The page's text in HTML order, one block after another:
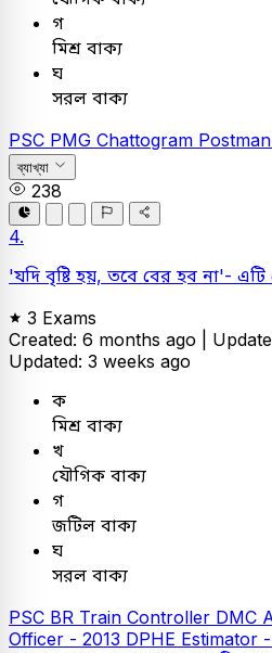
গ
মিশ্র বাক্য
ঘ
সরল বাক্য
PSC PMG Chattogram Postman
ব্যাখ্যা
238
4.
'যদি বৃষ্টি হয়, তবে বের হব না'-
3 Exams
Created: 6 months ago |
Updated: 3 weeks ago
ক
মিশ্র বাক্য
খ
যৌগিক বাক্য
গ
জটিল বাক্য
ঘ
সরল বাক্য
PSC BR Train Controller DMC
Officer - 2013 DPHE Estimator